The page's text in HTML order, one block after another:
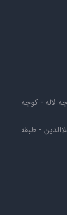
لاله - کوچه
- طبقه